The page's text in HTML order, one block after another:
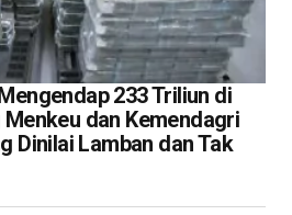
233 Triliun di
Menkeu dan Kemendagri
Dinilai Lamban dan Tak